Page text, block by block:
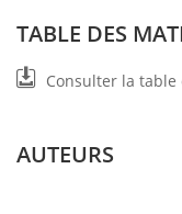
TABLE DES
Consulter la
AUTEURS